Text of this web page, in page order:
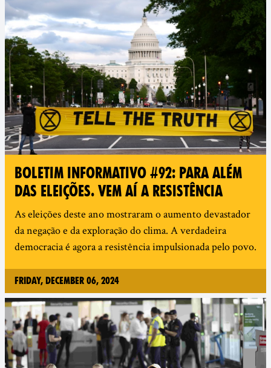
BOLETIM INFORMATIVO #92: PARA ALÉM
DAS ELEIÇÕES. VEM AÍ A RESISTÊNCIA
As eleições deste ano mostraram o aumento devastador
da negação e da exploração do clima. A verdadeira
democracia é agora a resistência impulsionada pelo povo.
Friday, December 06, 2024